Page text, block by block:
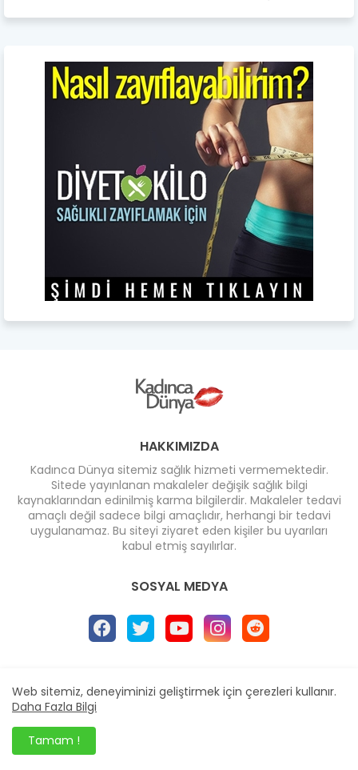
HAKKIMIZDA
Kadınca Dünya sitemiz sağlık hizmeti vermemektedir.
Sitede yayınlanan makaleler değişik sağlık bilgi
kaynaklarından edinilmiş karma bilgilerdir. Makaleler tedavi
amaçlı değil sadece bilgi amaçlıdır, herhangi bir tedavi
uygulanamaz. Bu siteyi ziyaret eden kişiler bu uyarıları
kabul etmiş sayılırlar.
SOSYAL MEDYA
Design by -
Web sitemiz, deneyiminizi geliştirmek için çerezleri kullanır.
Daha Fazla Bilgi
Tamam !